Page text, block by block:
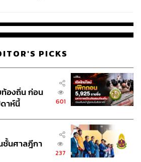
PICKS
องถิ่น ก่อน
าห์นี้
601
ชั้นศาลฎีกา
237